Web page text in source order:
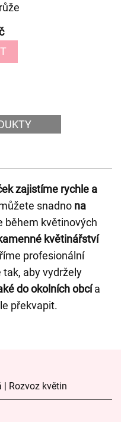
zajistíme rychle a
snadno na
během květinových
květinářství
profesionální
aby vydržely
do okolních obcía
překvapit.
| Rozvoz květin